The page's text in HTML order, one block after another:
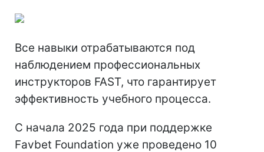
Все навыки отрабатываются под
наблюдением профессиональных
инструкторов FAST, что гарантирует
эффективность учебного процесса.
С начала 2025 года при поддержке
Favbet Foundation уже проведено 10